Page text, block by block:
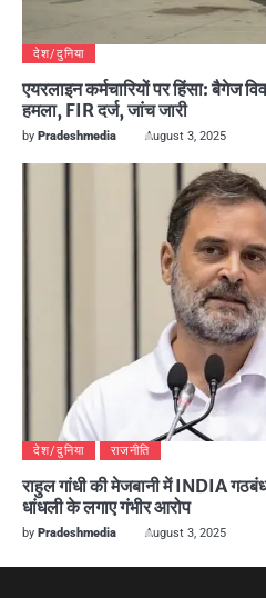
देश/दुनिया
एयरलाइन कर्मचारियों पर हिंसा: बैगेज
हमला, FIR दर्ज, जांच जारी
by Pradeshmedia August 3, 2025
देश/दुनिया राजनीति
राहुल गांधी की मेजबानी में INDIA
धांधली के लगाए गंभीर आरोप
by Pradeshmedia August 3, 2025